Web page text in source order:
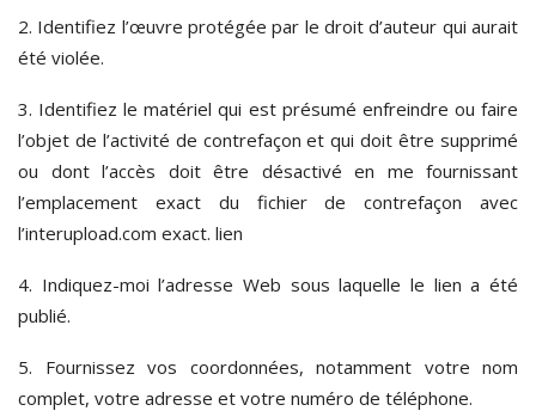
2. Identifiez l’œuvre protégée par le droit d’auteur qui aurait
été violée.
3. Identifiez le matériel qui est présumé enfreindre ou faire
l’objet de l’activité de contrefaçon et qui doit être supprimé
ou dont l’accès doit être désactivé en me fournissant
l’emplacement exact du fichier de contrefaçon avec
l’interupload.com exact. lien
4. Indiquez-moi l’adresse Web sous laquelle le lien a été
publié.
5. Fournissez vos coordonnées, notamment votre nom
complet, votre adresse et votre numéro de téléphone.